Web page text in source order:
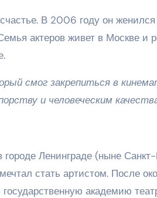
В 2006 году он женился
актеров живет в Москве и
смог закрепиться в
и человеческим
Ленинграде (ныне
стать артистом. После
академию